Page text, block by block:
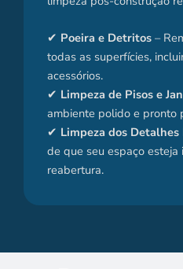
✔ Poeira e Detritos –
todas as superfícies,
acessórios.
✔ Limpeza de Pisos e
ambiente polido e pronto
✔ Limpeza dos Detalhes
de que seu espaço
reabertura.